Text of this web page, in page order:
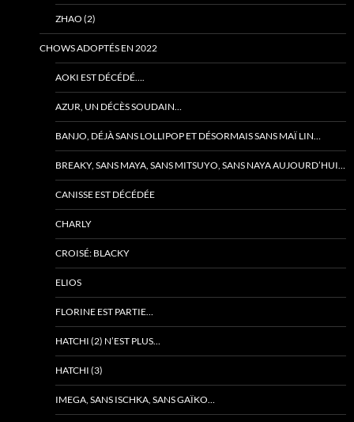
ZHAO (2)
CHOWS ADOPTÉS EN 2022
AOKI EST DÉCÉDÉ….
AZUR, UN DÉCÈS SOUDAIN…
BANJO, DÉJÀ SANS LOLLIPOP ET DÉSORMAIS SANS MAÏ LIN…
BREAKY, SANS MAYA, SANS MITSUYO, SANS NAYA AUJOURD’HUI…
CANISSE EST DÉCÉDÉE
CHARLY
CROISÉ: BLACKY
ELIOS
FLORINE EST PARTIE…
HATCHI (2) N’EST PLUS…
HATCHI (3)
IMEGA, SANS ISCHKA, SANS GAÏKO…